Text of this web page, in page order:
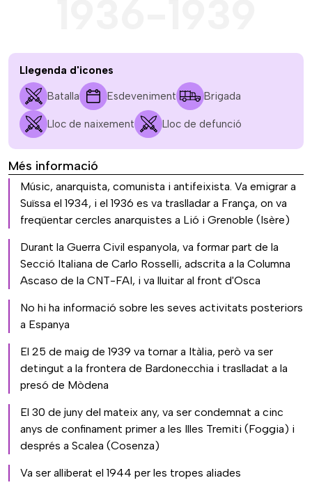
Llegenda d'icones
Batalla Esdeveniment Brigada
Lloc de naixement Lloc de defunció
Més informació
Músic, anarquista, comunista i antifeixista. Va emigrar a
Suïssa el 1934, i el 1936 es va traslladar a França, on va
freqüentar cercles anarquistes a Lió i Grenoble (Isère)
Durant la Guerra Civil espanyola, va formar part de la
Secció Italiana de Carlo Rosselli, adscrita a la Columna
Ascaso de la CNT-FAI, i va lluitar al front d'Osca
No hi ha informació sobre les seves activitats posteriors
a Espanya
El 25 de maig de 1939 va tornar a Itàlia, però va ser
detingut a la frontera de Bardonecchia i traslladat a la
presó de Mòdena
El 30 de juny del mateix any, va ser condemnat a cinc
anys de confinament primer a les Illes Tremiti (Foggia) i
després a Scalea (Cosenza)
Va ser alliberat el 1944 per les tropes aliades